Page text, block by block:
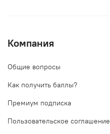
Компания
Общие вопросы
Как получить баллы?
Премиум подписка
Пользовательское соглашение